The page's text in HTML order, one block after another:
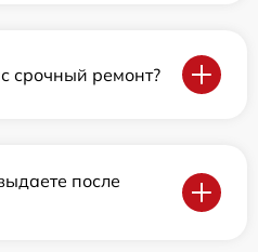
срочный ремонт?
после